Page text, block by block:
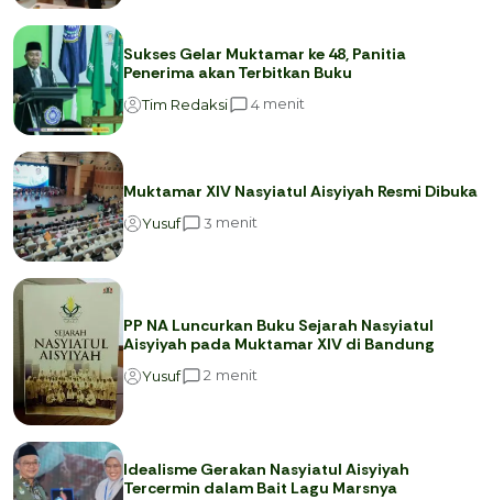
Sukses Gelar Muktamar ke 48, Panitia
Penerima akan Terbitkan Buku
Tim Redaksi 4 menit
Muktamar XIV Nasyiatul Aisyiyah Resmi Dibuka
Yusuf 3 menit
PP NA Luncurkan Buku Sejarah Nasyiatul
Aisyiyah pada Muktamar XIV di Bandung
Yusuf 2 menit
Idealisme Gerakan Nasyiatul Aisyiyah
Tercermin dalam Bait Lagu Marsnya